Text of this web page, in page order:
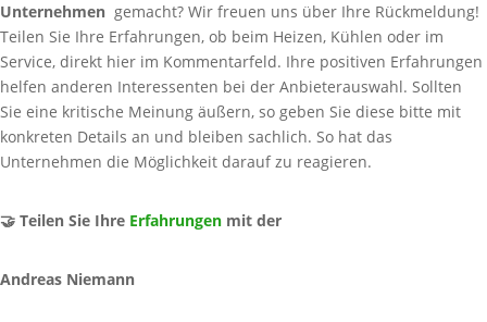
Unternehmen gemacht? Wir freuen uns über Ihre Rückmeldung!
Teilen Sie Ihre Erfahrungen, ob beim Heizen, Kühlen oder im
Service, direkt hier im Kommentarfeld. Ihre positiven Erfahrungen
helfen anderen Interessenten bei der Anbieterauswahl. Sollten
Sie eine kritische Meinung äußern, so geben Sie diese bitte mit
konkreten Details an und bleiben sachlich. So hat das
Unternehmen die Möglichkeit darauf zu reagieren.
🤝 Teilen Sie Ihre Erfahrungen mit der
Andreas Niemann